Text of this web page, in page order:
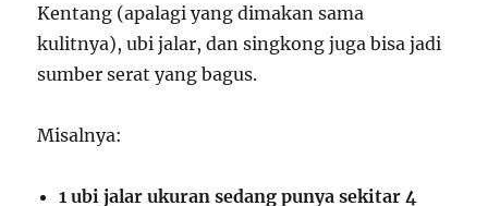
Kentang (apalagi yang dimakan sama
kulitnya), ubi jalar, dan singkong juga bisa jadi
sumber serat yang bagus.
Misalnya:
1 ubi jalar ukuran sedang punya sekitar 4